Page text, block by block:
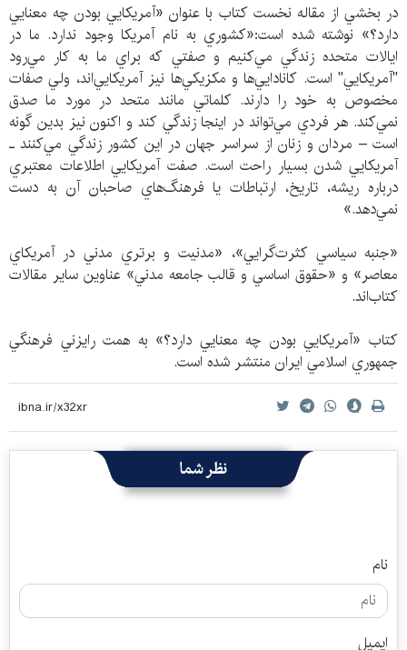
در بخشي از مقاله نخست كتاب با عنوان «آمريكايي بودن چه معنايي
دارد؟» نوشته شده است:«كشوري به نام آمريكا وجود ندارد. ما در
ايالات متحده زندگي مي‌كنيم و صفتي كه براي ما به كار مي‌رود
"آمريكايي" است. كانادايي‌ها و مكزيكي‌ها نيز آمريكايي‌اند، ولي صفات
مخصوص به خود را دارند. كلماتي مانند متحد در مورد ما صدق
نمي‌كند. هر فردي مي‌تواند در اينجا زندگي كند و اكنون نيز بدين گونه
است – مردان و زنان از سراسر جهان در اين كشور زندگي مي‌كنند ـ
آمريكايي شدن بسيار راحت است. صفت آمريكايي اطلاعات معتبري
درباره ريشه، تاريخ، ارتباطات يا فرهنگ‌هاي صاحبان آن به دست
نمي‌دهد.»
«جنبه سياسي كثرت‌گرايي»، «مدنيت و برتري مدني در آمريكاي
معاصر» و «حقوق اساسي و قالب جامعه مدني» عناوين ساير مقالات
كتاب‌اند.
كتاب «آمريكايي بودن چه معنايي دارد؟» به همت رايزني فرهنگي
جمهوري اسلامي ايران منتشر شده است.
نظر شما
نام
ایمیل